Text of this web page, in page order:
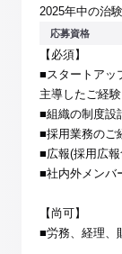
2025年中の治
応募資格
【必須】
■スタートアッ
主導したご経験
■組織の制度設
■採用業務のご
■広報(採用広
■社内外メンバ
【尚可】
■労務、経理、